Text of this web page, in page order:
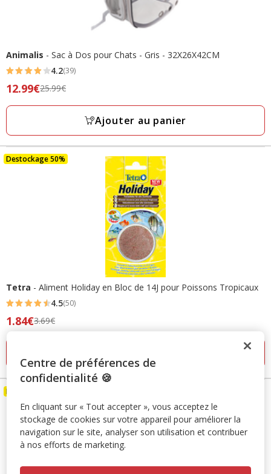
Animalis - Sac à Dos pour Chats - Gris - 32X26X42CM
4.2
étoiles
avec
avis
4.2(39)
Prix
précédent
prix
final
12.99€
12.99€25.99€
Ajouter au panier
Destockage 50%
Tetra - Aliment Holiday en Bloc de 14J pour Poissons Tropicaux
4.5
étoiles
avec
avis
4.5(50)
Prix
prix
final
1.84€
1.84€3.69€
Destockage 50%
Centre de préférences de
confidentialité 🍪
En cliquant sur « Tout accepter », vous acceptez le
stockage de cookies sur votre appareil pour améliorer la
navigation sur le site, analyser son utilisation et contribuer
à nos efforts de marketing.